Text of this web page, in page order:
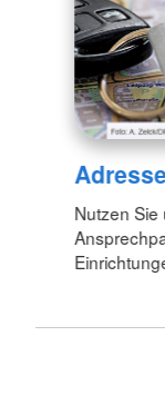
Nutzen